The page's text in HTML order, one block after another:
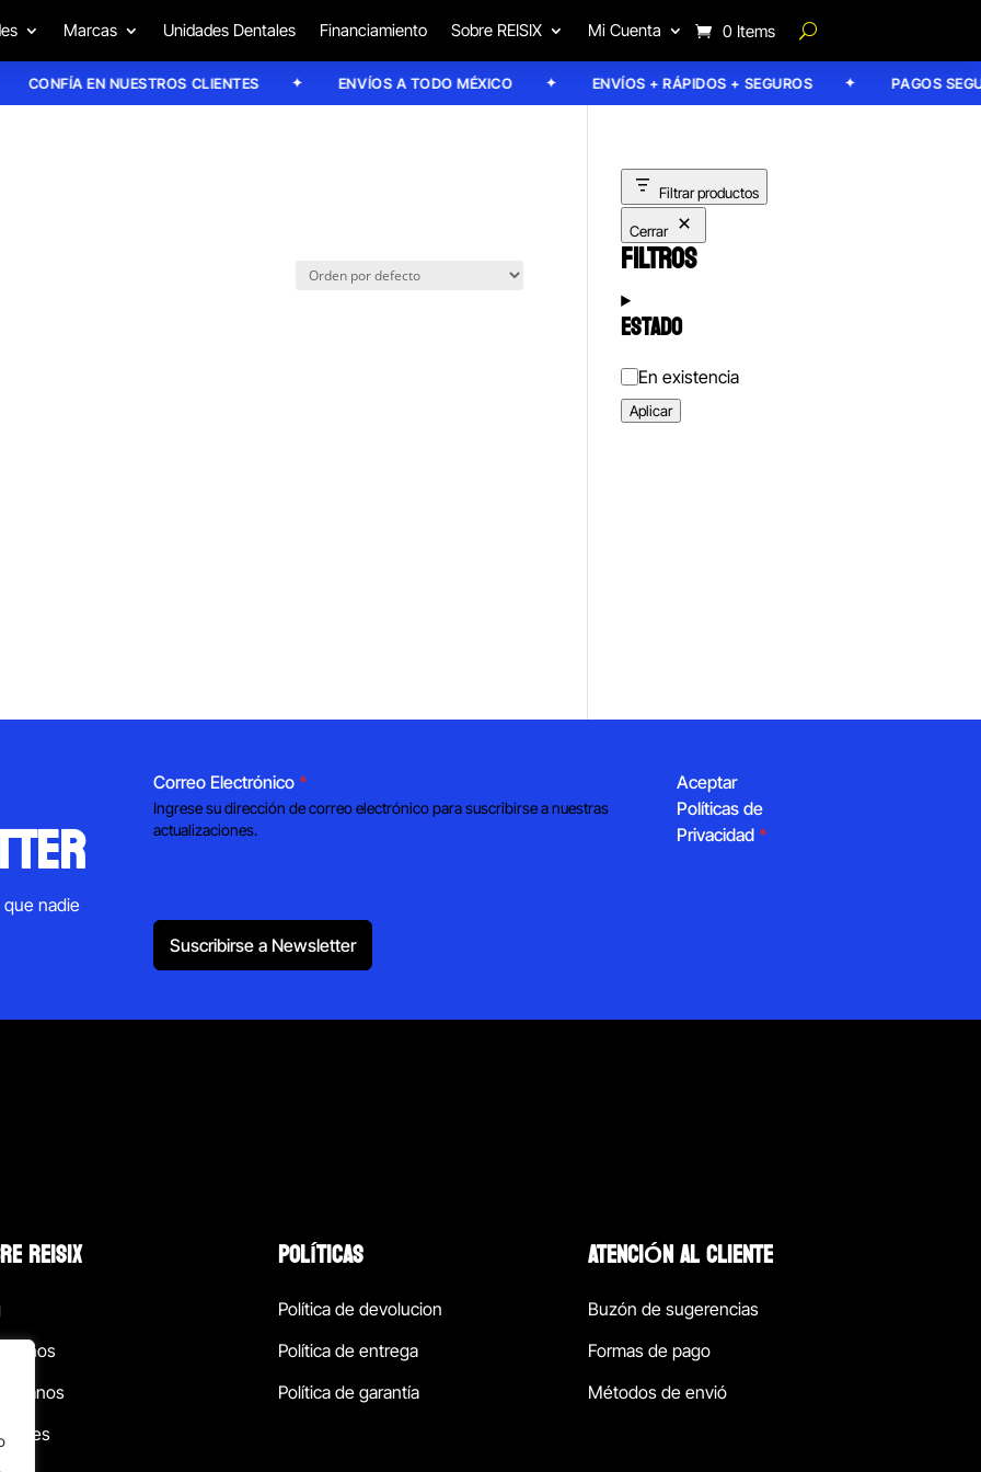
Marcas Unidades Dentales Financiamiento Sobre REISIX Mi Cuenta 0 Items
CONFÍA EN NUESTROS CLIENTES ENVÍOS A TODO MÉXICO ENVÍOS + RÁPIDOS + SEGUROS PAGOS
Filtrar productos
Cerrar
FILTROS
ESTADO
Estado
En existencia
Aplicar
nadie
Correo Electrónico *
Ingrese su dirección de correo electrónico para suscribirse a nuestras
actualizaciones.
Aceptar
Políticas de
Privacidad *
Suscribirse a Newsletter
REISIX POLÍTICAS
Política de devolucion
Política de entrega
Política de garantía
ATENCIÓN AL CLIENTE
Buzón de sugerencias
Formas de pago
Métodos de envió